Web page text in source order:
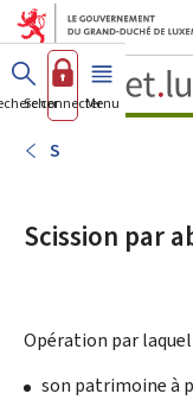
Se connecterMenu principal
S
Scission par
Opération par
son patrimoine à